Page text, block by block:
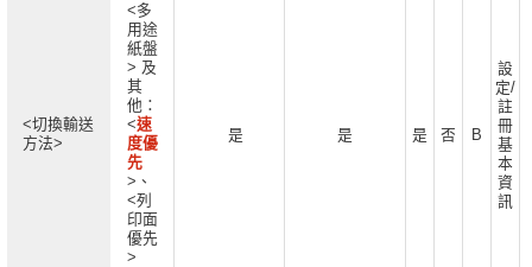
<切換輸送
方法>
<多
用途
紙盤
> 及
其
他：
<速
度優
先
>、
<列
印面
優先
>
是 是 是 否 B
設
定/
註
冊
基
本
資
訊